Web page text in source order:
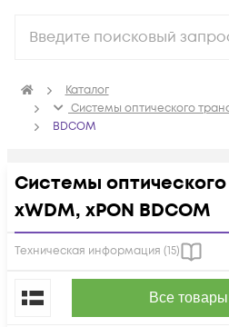
Каталог
Системы оптического
BDCOM
Системы
xWDM, xPON BDCOM
Техническая информация (15)
Все товары
По популярности